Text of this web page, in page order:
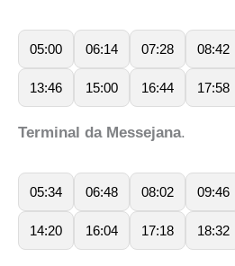
05:00 06:14 07:28 08:42
13:46 15:00 16:44 17:58
Terminal da Messejana.
05:34 06:48 08:02 09:46
14:20 16:04 17:18 18:32